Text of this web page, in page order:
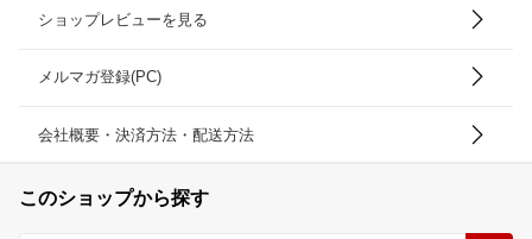
ショップレビューを見る
メルマガ登録(PC)
会社概要・決済方法・配送方法
このショップから探す